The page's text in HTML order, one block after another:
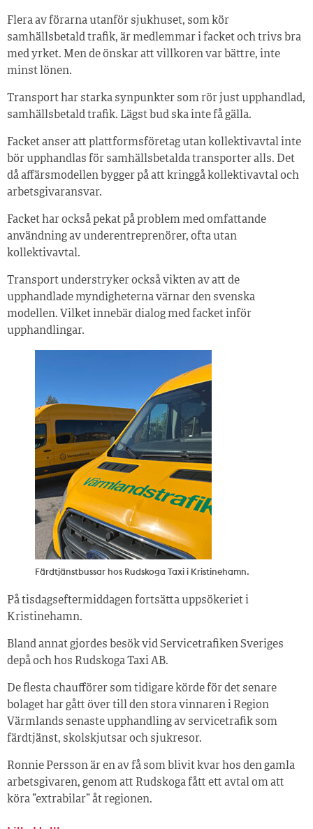
Flera av förarna utanför sjukhuset, som kör
samhällsbetald trafik, är medlemmar i facket och trivs bra
med yrket. Men de önskar att villkoren var bättre, inte
minst lönen.
Transport har starka synpunkter som rör just upphandlad,
samhällsbetald trafik. Lägst bud ska inte få gälla.
Facket anser att plattformsföretag utan kollektivavtal inte
bör upphandlas för samhällsbetalda transporter alls. Det
då affärsmodellen bygger på att kringgå kollektivavtal och
arbetsgivaransvar.
Facket har också pekat på problem med omfattande
användning av underentreprenörer, ofta utan
kollektivavtal.
Transport understryker också vikten av att de
upphandlade myndigheterna värnar den svenska
modellen. Vilket innebär dialog med facket inför
upphandlingar.
Färdtjänstbussar hos Rudskoga Taxi i Kristinehamn.
På tisdagseftermiddagen fortsätta uppsökeriet i
Kristinehamn.
Bland annat gjordes besök vid Servicetrafiken Sveriges
depå och hos Rudskoga Taxi AB.
De flesta chaufförer som tidigare körde för det senare
bolaget har gått över till den stora vinnaren i Region
Värmlands senaste upphandling av servicetrafik som
färdtjänst, skolskjutsar och sjukresor.
Ronnie Persson är en av få som blivit kvar hos den gamla
arbetsgivaren, genom att Rudskoga fått ett avtal om att
köra ”extrabilar” åt regionen.